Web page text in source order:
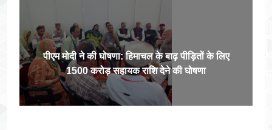
पीएम मोदी ने की घोषणा: हिमाचल के बाढ़ पीड़ितों के लिए
1500 करोड़ सहायक राशि देने की घोषणा